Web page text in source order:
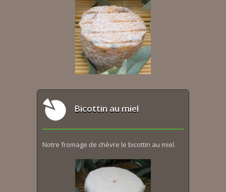
Bicottin au miel
Notre fromage de chèvre le bicottin au miel.